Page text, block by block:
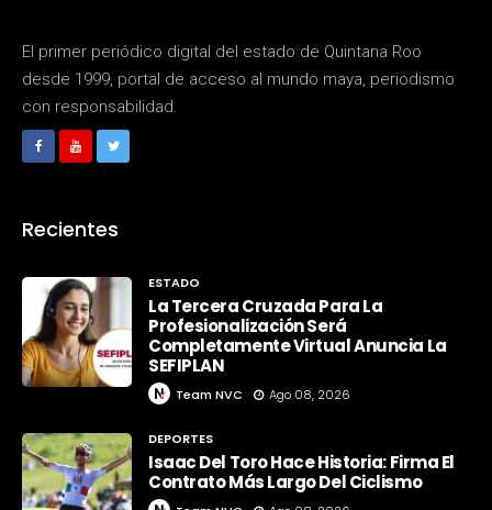
El primer periódico digital del estado de Quintana Roo
desde 1999, portal de acceso al mundo maya, periodismo
con responsabilidad.
Recientes
ESTADO
La Tercera Cruzada Para La
Profesionalización Será
Completamente Virtual Anuncia La
SEFIPLAN
Team NVC Ago 08, 2026
DEPORTES
Isaac Del Toro Hace Historia: Firma El
Contrato Más Largo Del Ciclismo